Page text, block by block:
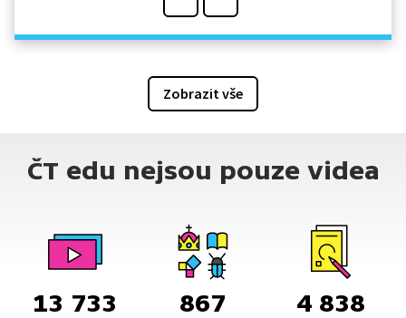
Zobrazit vše
ČT edu nejsou pouze videa
13 733 867 4 838